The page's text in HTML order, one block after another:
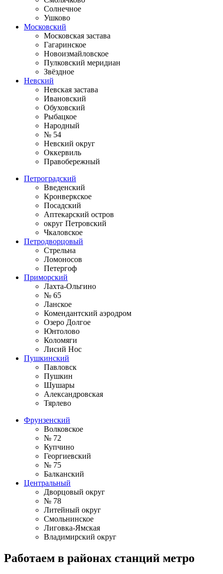
Солнечное
Ушково
Московский
Московская застава
Гагаринское
Новоизмайловское
Пулковский меридиан
Звёздное
Невский
Невская застава
Ивановский
Обуховский
Рыбацкое
Народный
№ 54
Невский округ
Оккервиль
Правобережный
Петроградский
Введенский
Кронверкское
Посадский
Аптекарский остров
округ Петровский
Чкаловское
Петродворцовый
Стрельна
Ломоносов
Петергоф
Приморский
Лахта-Ольгино
№ 65
Ланское
Комендантский аэродром
Озеро Долгое
Юнтолово
Коломяги
Лисий Нос
Пушкинский
Павловск
Пушкин
Шушары
Александровская
Тярлево
Фрунзенский
Волковское
№ 72
Купчино
Георгиевский
№ 75
Балканский
Центральный
Дворцовый округ
№ 78
Литейный округ
Смольнинское
Лиговка-Ямская
Владимирский округ
Работаем в районах станций метро